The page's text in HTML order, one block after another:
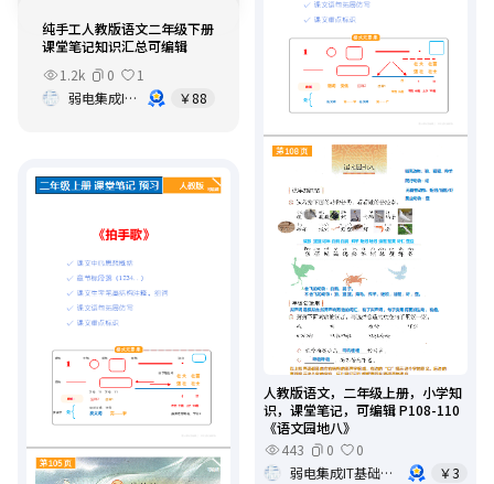
纯手工人教版语文二年级下册
课堂笔记知识汇总可编辑
1.2k
0
1
弱电集成IT基础架构运维
￥88
人教版语文，二年级上册，小学知
识，课堂笔记，可编辑 P108-110
《语文园地八》
443
0
0
弱电集成IT基础架构运维
￥3